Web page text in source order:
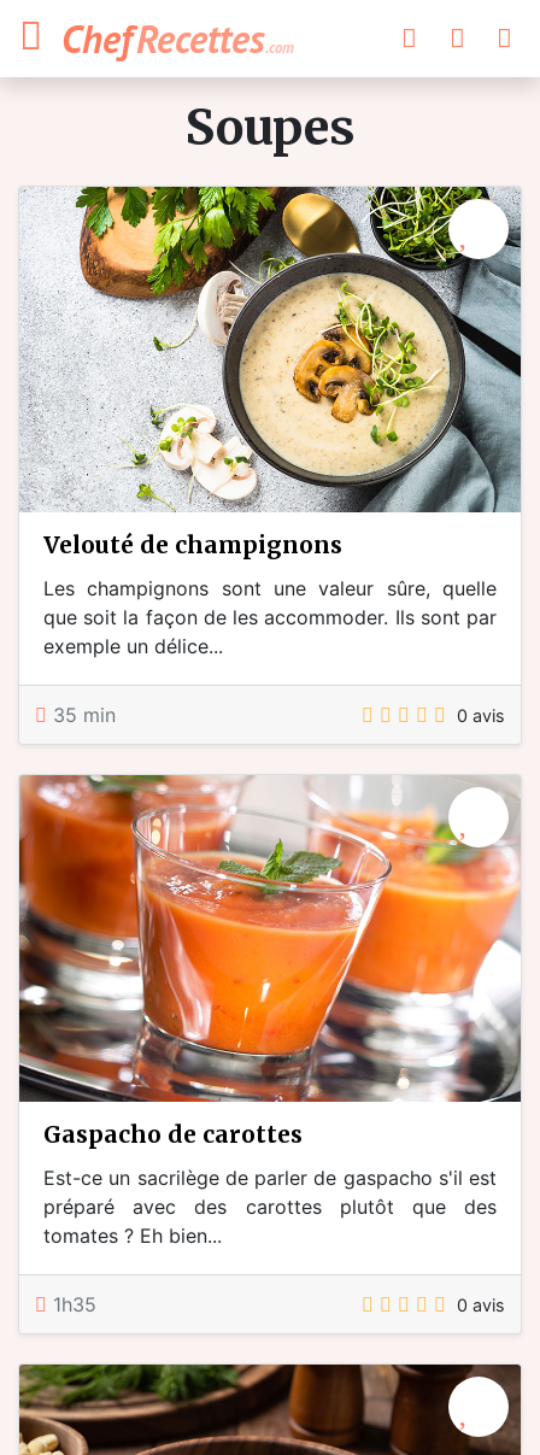
ChefRecettes.com
soupes
velouté de champignons
Les champignons sont une valeur sûre, quelle
que soit la façon de les accommoder. Ils sont par
exemple un délice...
35 min 0 avis
gaspacho de carottes
Est-ce un sacrilège de parler de gaspacho s'il est
préparé avec des carottes plutôt que des
tomates ? Eh bien...
1h35 0 avis